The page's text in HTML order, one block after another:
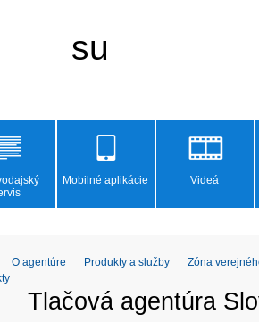
Mobilné aplikácie Videá
O agentúre Produkty a služby
Zóna
Tlačová agentúra